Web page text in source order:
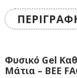
Φυσικό Gel
Μάτια – BEE